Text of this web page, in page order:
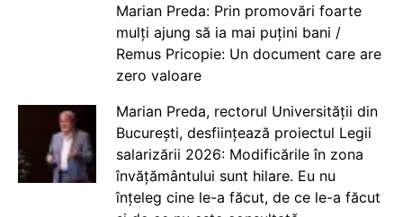
Marian Preda: Prin promovări foarte
mulți ajung să ia mai puțini bani /
Remus Pricopie: Un document care are
zero valoare
Marian Preda, rectorul Universității din
București, desființează proiectul Legii
salarizării 2026: Modificările în zona
învățământului sunt hilare. Eu nu
înțeleg cine le-a făcut, de ce le-a făcut